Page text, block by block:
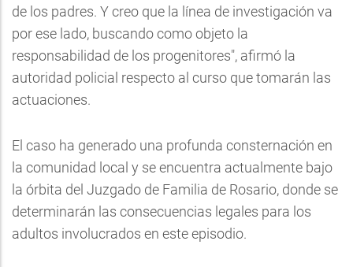
de los padres. Y creo que la línea de investigación va
por ese lado, buscando como objeto la
responsabilidad de los progenitores", afirmó la
autoridad policial respecto al curso que tomarán las
actuaciones.
El caso ha generado una profunda consternación en
la comunidad local y se encuentra actualmente bajo
la órbita del Juzgado de Familia de Rosario, donde se
determinarán las consecuencias legales para los
adultos involucrados en este episodio.